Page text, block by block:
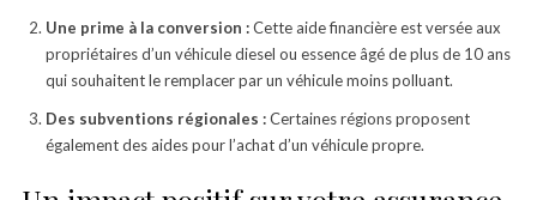
Une prime à la conversion :Cette aide financière est versée aux
propriétaires d’un véhicule diesel ou essence âgé de plus de 10 ans
qui souhaitent le remplacer par un véhicule moins polluant.
Des subventions régionales :Certaines régions proposent
également des aides pour l’achat d’un véhicule propre.